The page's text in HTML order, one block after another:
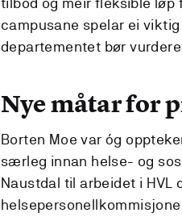
campusane spelar ei
departementet bør
Nye måtar for
Borten Moe var óg
særleg innan helse- og
Naustdal til arbeidet i HVL